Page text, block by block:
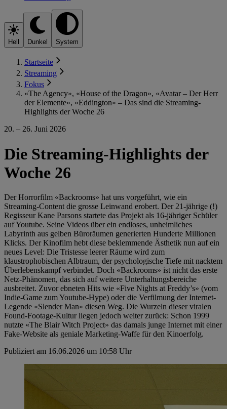
Hell Dunkel System
Startseite
Streaming
Fokus
«The Agency», «House of the Dragon», «Avatar – Der Herr
der Elemente», «Eddington» – Das sind die Streaming-
Highlights der Woche 26
20. – 26. Juni 2026
Die Streaming-Highlights der
Woche 26
Der Horrorfilm «Backrooms» hat uns vorgeführt, wie ein
Streaming-Content die grosse Leinwand erobert. Der 21-jährige (!)
Regisseur Kane Parsons startete das Projekt als 16-jähriger Schüler
auf Youtube. Seine Videos über ein endloses, unheimliches
Labyrinth aus gelben Büroräumen generierten Hunderte Millionen
Klicks. Der Kinofilm hebt diese beklemmende Ästhetik nun auf ein
neues Level: Die Tristesse leerer Räume wird zum
klaustrophobischen Albtraum, der psychologische Tiefe mit nacktem
Überlebenskampf verbindet. Doch «Backrooms» ist nicht das erste
Netz-Phänomen, das sich auf weitere Unterhaltungsbereiche
ausbreitet. Zuvor ebneten Hits wie «Five Nights at Freddy’s» (vom
Indie-Game zum Youtube-Hype) oder die Verfilmung der Internet-
Legende «Slender Man» diesen Weg. Die Wurzeln dieser viralen
Found-Footage-Kultur liegen jedoch weiter zurück: Schon 1999
nutzte «The Blair Witch Project» das damals junge Internet mit einer
Fake-Website als geniale Marketing-Waffe für den Kinoerfolg.
Publiziert am 16.06.2026 um 10:58 Uhr